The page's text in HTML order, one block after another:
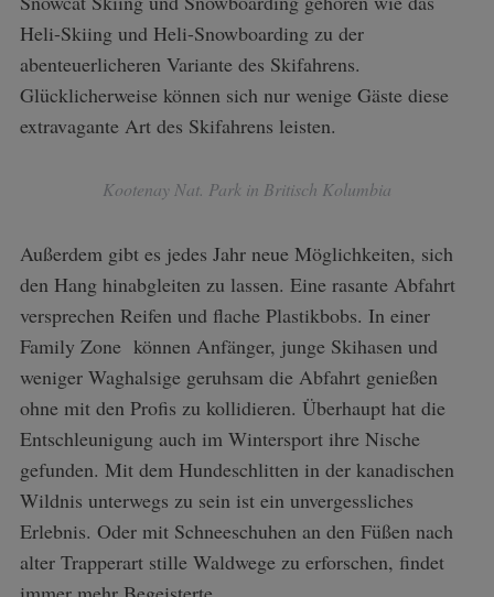
Heli-Skiing und Heli-Snowboarding zu der
abenteuerlicheren Variante des Skifahrens.
Glücklicherweise können sich nur wenige Gäste diese
extravagante Art des Skifahrens leisten.
Kootenay Nat. Park in Britisch Kolumbia
Außerdem gibt es jedes Jahr neue Möglichkeiten, sich
den Hang hinabgleiten zu lassen. Eine rasante Abfahrt
versprechen Reifen und flache Plastikbobs. In einer
Family Zone können Anfänger, junge Skihasen und
weniger Waghalsige geruhsam die Abfahrt genießen
ohne mit den Profis zu kollidieren. Überhaupt hat die
Entschleunigung auch im Wintersport ihre Nische
gefunden. Mit dem Hundeschlitten in der kanadischen
Wildnis unterwegs zu sein ist ein unvergessliches
Erlebnis. Oder mit Schneeschuhen an den Füßen nach
alter Trapperart stille Waldwege zu erforschen, findet